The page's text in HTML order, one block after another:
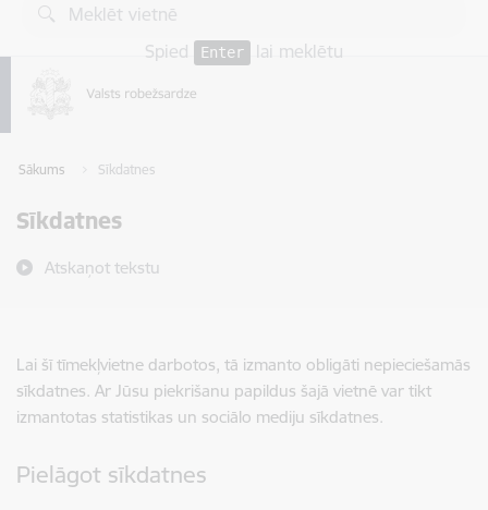
Pāriet uz lapas saturu
Spied
Enter lai meklētu
Sākums Sīkdatnes
Sīkdatnes
Atskaņot tekstu
Lai šī tīmekļvietne darbotos, tā izmanto obligāti nepieciešamās
sīkdatnes. Ar Jūsu piekrišanu papildus šajā vietnē var tikt
izmantotas statistikas un sociālo mediju sīkdatnes.
Pielāgot sīkdatnes